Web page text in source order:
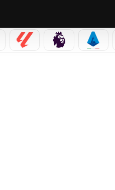
LEAGUE
LALIGA PREMIER LEAGUE
SERIE A